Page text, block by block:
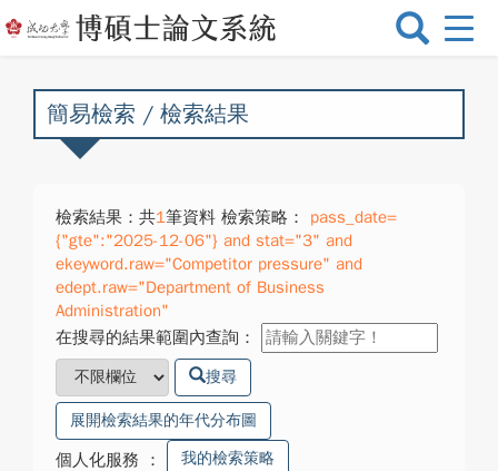
選
換
簡易檢索 / 檢索結果
檢索結果：共1筆資料 檢索策略：
pass_date=
{"gte":"2025-12-06"} and stat="3" and
ekeyword.raw="Competitor pressure" and
edept.raw="Department of Business
Administration"
在搜尋的結果範圍內查詢：
搜尋
展開檢索結果的年代分布圖
個人化服務 ： 我的檢索策略